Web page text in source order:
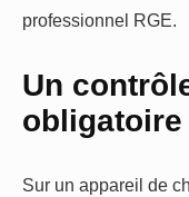
professionnel RGE.
Un
Sur un appareil de